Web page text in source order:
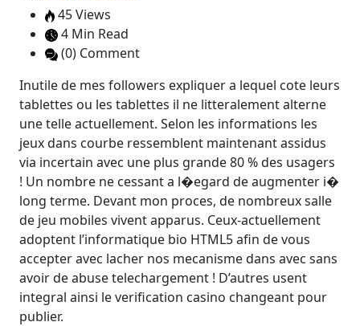
45 Views
4 Min Read
(0) Comment
Inutile de mes followers expliquer a lequel cote leurs
tablettes ou les tablettes il ne litteralement alterne
une telle actuellement. Selon les informations les
jeux dans courbe ressemblent maintenant assidus
via incertain avec une plus grande 80 % des usagers
! Un nombre ne cessant a l�egard de augmenter i�
long terme. Devant mon proces, de nombreux salle
de jeu mobiles vivent apparus. Ceux-actuellement
adoptent l’informatique bio HTML5 afin de vous
accepter avec lacher nos mecanisme dans avec sans
avoir de abuse telechargement ! D’autres usent
integral ainsi le verification casino changeant pour
publier.